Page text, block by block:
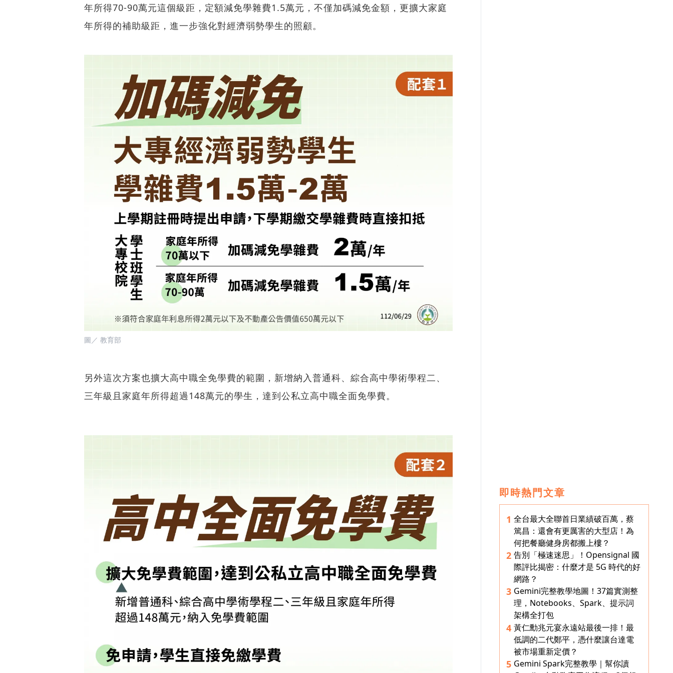
年所得70-90萬元這個級距，定額減免學雜費1.5萬元，不僅加碼減免金額，更擴大家庭
年所得的補助級距，進一步強化對經濟弱勢學生的照顧。
圖／ 教育部
另外這次方案也擴大高中職全免學費的範圍，新增納入普通科、綜合高中學術學程二、
三年級且家庭年所得超過148萬元的學生，達到公私立高中職全面免學費。
即時熱門文章
1 全台最大全聯首日業績破百萬，蔡
篤昌：還會有更厲害的大型店！為
何把餐廳健身房都搬上樓？
2 告別「極速迷思」！Opensignal 國
際評比揭密：什麼才是 5G 時代的好
網路？
3 Gemini完整教學地圖！37篇實測整
理，Notebooks、Spark、提示詞
架構全打包
4 黃仁勳兆元宴永遠站最後一排！最
低調的二代鄭平，憑什麼讓台達電
被市場重新定價？
5 Gemini Spark完整教學｜幫你讀